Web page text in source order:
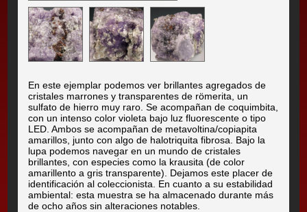
En este ejemplar podemos ver brillantes agregados de
cristales marrones y transparentes de römerita, un
sulfato de hierro muy raro. Se acompañan de coquimbita,
con un intenso color violeta bajo luz fluorescente o tipo
LED. Ambos se acompañan de metavoltina/copiapita
amarillos, junto con algo de halotriquita fibrosa. Bajo la
lupa podemos navegar en un mundo de cristales
brillantes, con especies como la krausita (de color
amarillento a gris transparente). Dejamos este placer de
identificación al coleccionista. En cuanto a su estabilidad
ambiental: esta muestra se ha almacenado durante más
de ocho años sin alteraciones notables.